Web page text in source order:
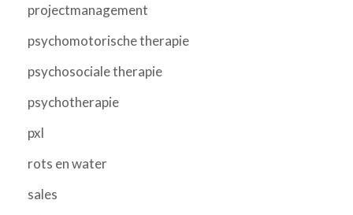
projectmanagement
psychomotorische therapie
psychosociale therapie
psychotherapie
pxl
rots en water
sales